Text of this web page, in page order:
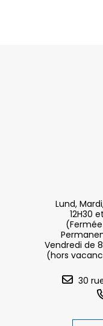
Lund,
12H30
Vendredi de
(hors
30